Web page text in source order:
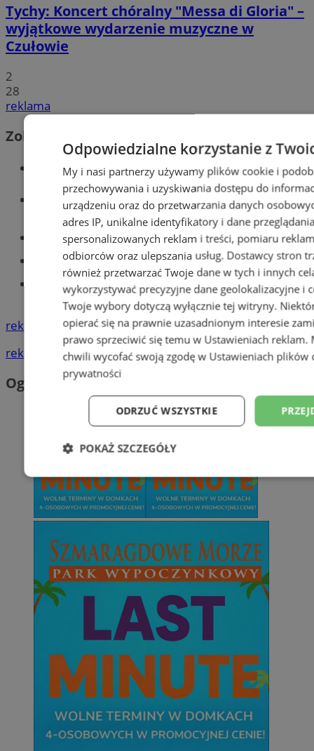
Tychy: Koncert chóralny "Messa di Gloria" –
wyjątkowe wydarzenie muzyczne w
Czułowie
2
28
reklama
Zobacz również
Wiadomości kryminalne w Tychach
Wiadomości lokalne
Części samochodowe do -70%!
Tworzenie stron www - Tychy
Znajdź pracę - codziennie nowe
ogłoszenia
reklama
reklama
Ogłoszenia
Odpowiedzialne korzystanie z
My i nasi partnerzy używamy plików cookie i
przechowywania i uzyskiwania dostępu do
urządzeniu oraz do przetwarzania danych
adres IP, unikalne identyfikatory i dane
spersonalizowanych reklam i treści, pomiaru
odbiorców oraz ulepszania usług. Dostawcy stron
również przetwarzać Twoje dane w tych i innych
wykorzystywać precyzyjne dane geolokalizacyjne i
Twoje wybory dotyczą wyłącznie tej witryny.
opierać się na prawnie uzasadnionym interesie
prawo sprzeciwić się temu w Ustawieniach reklam.
chwili wycofać swoją zgodę w Ustawieniach plików
prywatności
ODRZUĆ WSZYSTKIE
POKAŻ SZCZEGÓŁY
Niezbędne Wydajność
Niezbędne Wydajność
Niezbędne pliki cookie umożliwiają korzystanie z podstawowych
takich jak logowanie użytkownika i zarządzanie kontem. Bez
można prawidłowo korzystać ze strony internetowej.
Provider
Domena
SessID
mojetychy.pl